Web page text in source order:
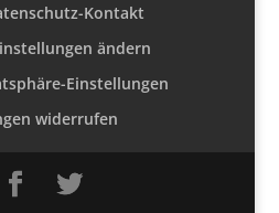
Kontakt
ändern
Einstellungen
widerrufen